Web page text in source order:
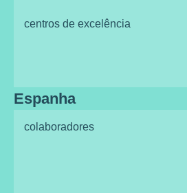
centros de excelência
Espanha
colaboradores